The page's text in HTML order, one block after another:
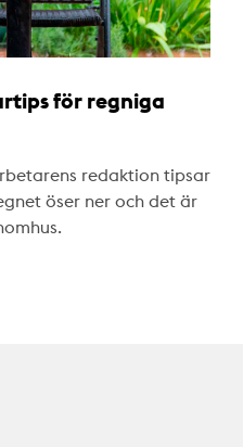
för regniga
redaktion tipsar
öser ner och det är